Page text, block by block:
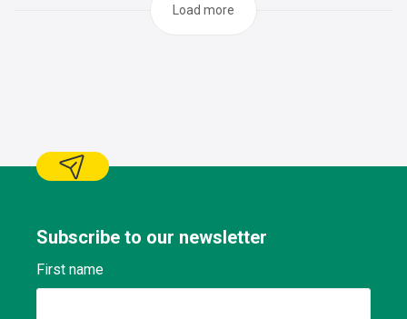
Load more
Subscribe to our newsletter
First name